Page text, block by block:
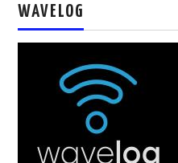
WAVELOG